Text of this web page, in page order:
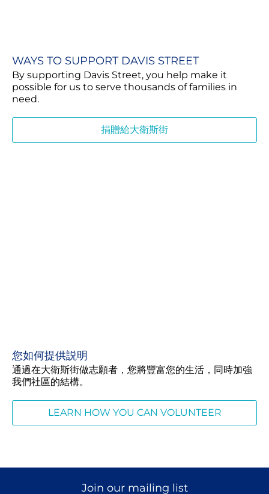
WAYS TO SUPPORT DAVIS STREET
By supporting Davis Street, you help make it
possible for us to serve thousands of families in
need.
捐贈給大衛斯街
您如何提供説明
通過在大衛斯街做志願者，您將豐富您的生活，同時加強
我們社區的結構。
LEARN HOW YOU CAN VOLUNTEER
Join our mailing list